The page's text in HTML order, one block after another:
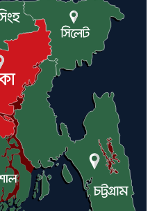
দ্বারস্থ হলেন ডোনাল্ড
কঠোর হামলা অব্যাহত রাখতে
আহ্বান সৌদি আরবের
মধ্যপ্রাচ্যে ২৪ হামলা চালাল
গোষ্ঠী